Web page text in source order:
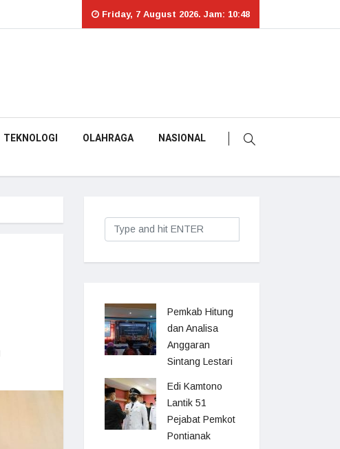
Friday, 7 August 2026. Jam: 10:48
TEKNOLOGI OLAHRAGA NASIONAL
Pemkab Hitung
dan Analisa
Anggaran
Sintang Lestari
Edi Kamtono
Lantik 51
Pejabat Pemkot
Pontianak